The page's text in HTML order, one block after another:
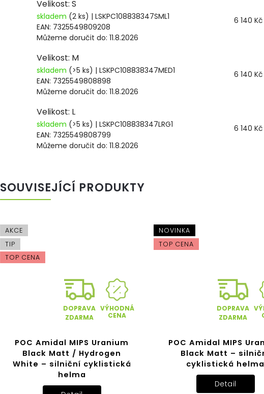
Velikost: S
skladem (2 ks) | LSKPC108838347SML1
EAN: 7325549809208
Můžeme doručit do: 11.8.2026
6 140 Kč
Velikost: M
skladem (>5 ks) | LSKPC108838347MED1
EAN: 7325549808898
Můžeme doručit do: 11.8.2026
6 140 Kč
Velikost: L
skladem (>5 ks) | LSKPC108838347LRG1
EAN: 7325549808799
Můžeme doručit do: 11.8.2026
6 140 Kč
SOUVISEJÍCÍ PRODUKTY
AKCE
TIP
TOP CENA
DOPRAVA
ZDARMA
VÝHODNÁ
CENA
POC Amidal MIPS Uranium
Black Matt / Hydrogen
White – silniční cyklistická
helma
NOVINKA
TOP CENA
DOPRAVA
ZDARMA
POC Amidal MIPS
Black Matt –
cyklistická helma
Detail